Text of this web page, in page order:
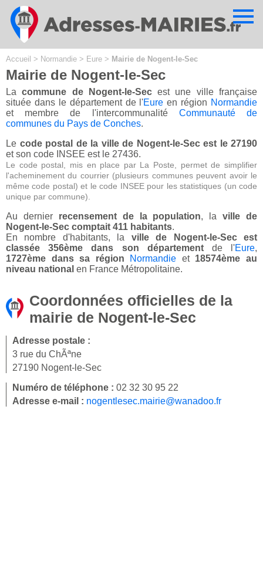
Accueil > Normandie > Eure > Mairie de Nogent-le-Sec
Mairie de Nogent-le-Sec
Lacommune de Nogent-le-Secest une ville française
située dans le département de l'Eure en région Normandie
et membre de l'intercommunalité Communauté de
communes du Pays de Conches.
Le code postal de la ville de Nogent-le-Sec est le 27190
et son code INSEE est le 27436.
Le code postal, mis en place par La Poste, permet de simplifier
l'acheminement du courrier (plusieurs communes peuvent avoir le
même code postal) et le code INSEE pour les statistiques (un code
unique par commune).
Au dernier recensement de la population, laville de
Nogent-le-Sec comptait 411 habitants.
En nombre d'habitants, la ville de Nogent-le-Sec est
classée 356ème dans son départementde l'Eure,
1727ème dans sa région
Normandie et 18574ème au
niveau national en France Métropolitaine.
Coordonnées officielles de la
mairie de Nogent-le-Sec
Adresse postale :
3 rue du ChÃªne
27190 Nogent-le-Sec
Numéro de téléphone : 02 32 30 95 22
Adresse e-mail : nogentlesec.mairie@wanadoo.fr
Cookies management panel